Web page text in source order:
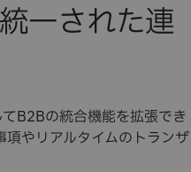
一された連
B2Bの統合機能を拡張でき
やリアルタイムのトランザ